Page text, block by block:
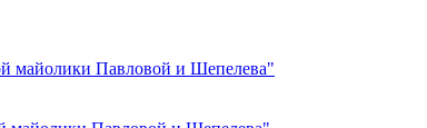
майолики Павловой и Шепелева"